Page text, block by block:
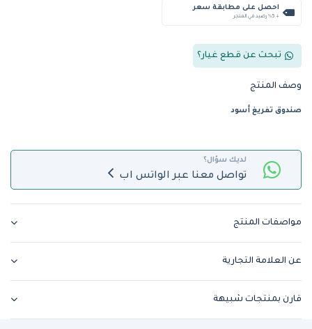
احصل على مطابقة سعر
+ %5 رصيد في المتجر
تبحث عن قطع غيار؟
وصف المنتج
صندوق تفريغ أسود
لديك سؤال؟
تواصل معنا عبر الواتس اب
مواصفات المنتج
عن العلامة التجارية
قارن بمنتجات شبيهة